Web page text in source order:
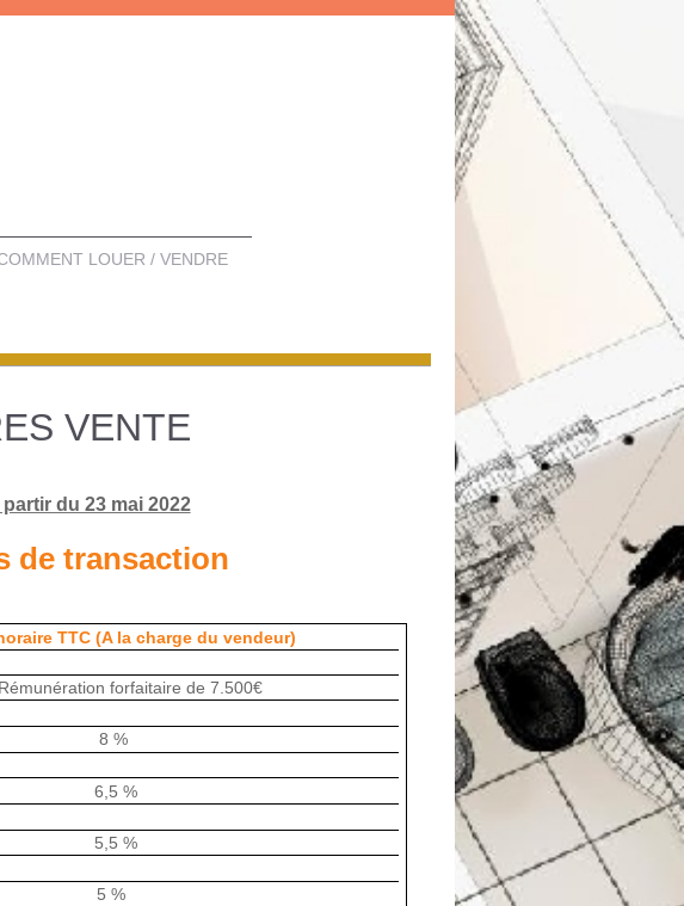
LOUER / VENDRE
VENTE
du 23 mai 2022
de transaction
TTC (A la charge du vendeur)
forfaitaire de 7.500€
€ 8 %
€ 6,5 %
€ 5,5 %
€ 5 %